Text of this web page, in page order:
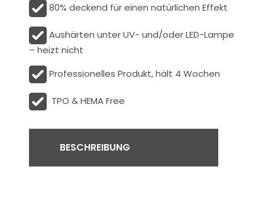
80% deckend für einen natürlichen Effekt
Aushärten unter UV- und/oder LED-Lampe
– heizt nicht
Professionelles Produkt, hält 4 Wochen
TPO & HEMA Free
BESCHREIBUNG